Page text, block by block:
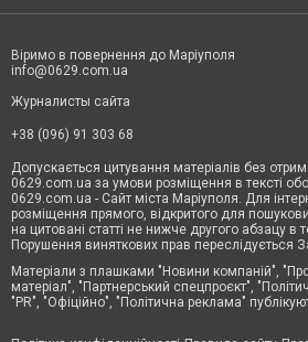
Віримо в повернення до Маріуполя
info@0629.com.ua
Журналисты сайта
+38 (096) 91 303 68
Допускається цитування матеріалів без
0629.com.ua за умови розміщення в тексті
0629.com.ua - Сайт міста Маріуполя. Для
розміщення прямого, відкритого для
на цитовані статті не нижче другого абзацу в
Порушення виняткових прав переслідується
Матеріали з плашками "Новини компаній",
матеріал", "Партнерський спецпроєкт",
"PR", "Офіційно", "Політична реклама"